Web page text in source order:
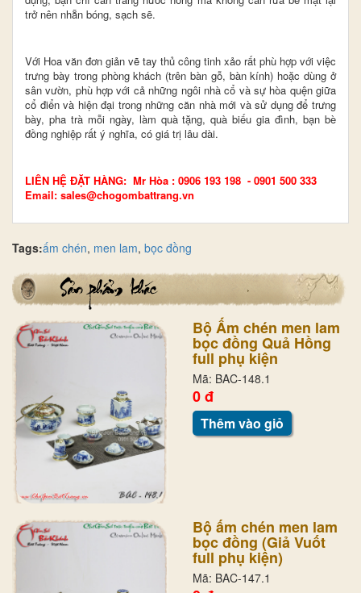
trở nên nhẵn bóng, sạch sẽ.
Với Hoa văn đơn giản vẽ tay thủ công tinh xảo rất phù hợp với việc
trưng bày trong phòng khách (trên bàn gỗ, bàn kính) hoặc dùng ở
sân vườn, phù hợp với cả những ngôi nhà cổ và sự hòa quện giữa
cổ điển và hiện đại trong những căn nhà mới và sử dụng để trưng
bày, pha trà mỗi ngày, làm quà tặng, quà biếu gia đình, bạn bè
đồng nghiệp rất ý nghĩa, có giá trị lâu dài.
LIÊN HỆ ĐẶT HÀNG: Mr Hòa : 0906 193 198 - 0901 500 333
Email: sales@chogombattrang.vn
Tags:ấm chén, men lam, bọc đồng
Bộ Ấm chén men lam
bọc đồng Quả Hồng
full phụ kiện
Mã: BAC-148.1
0 đ
Thêm vào giỏ
Bộ ấm chén men lam
bọc đồng (Giả Vuốt
full phụ kiện)
Mã: BAC-147.1